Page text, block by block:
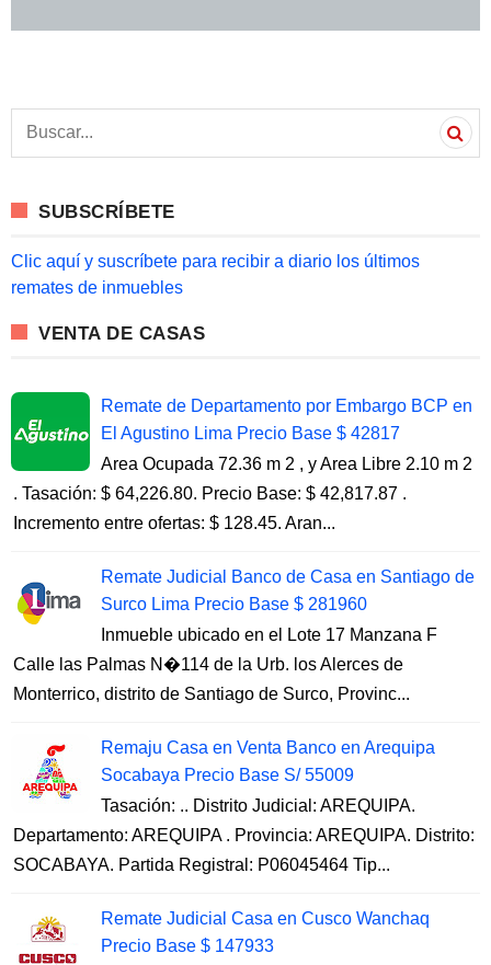
a
h
o
:
SUBSCRÍBETE
Clic aquí y suscríbete para recibir a diario los últimos
remates de inmuebles
VENTA DE CASAS
Remate de Departamento por Embargo BCP en
El Agustino Lima Precio Base $ 42817
Area Ocupada 72.36 m 2 , y Area Libre 2.10 m 2
. Tasación: $ 64,226.80. Precio Base: $ 42,817.87 .
Incremento entre ofertas: $ 128.45. Aran...
Remate Judicial Banco de Casa en Santiago de
Surco Lima Precio Base $ 281960
Inmueble ubicado en el Lote 17 Manzana F
Calle las Palmas N�114 de la Urb. los Alerces de
Monterrico, distrito de Santiago de Surco, Provinc...
Remaju Casa en Venta Banco en Arequipa
Socabaya Precio Base S/ 55009
Tasación: .. Distrito Judicial: AREQUIPA.
Departamento: AREQUIPA . Provincia: AREQUIPA. Distrito:
SOCABAYA. Partida Registral: P06045464 Tip...
Remate Judicial Casa en Cusco Wanchaq
Precio Base $ 147933